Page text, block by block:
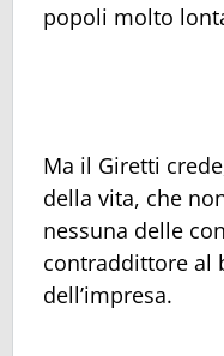
popoli molto
Ma il Giretti
della vita, che
nessuna delle
contraddittore al
dell’impresa.